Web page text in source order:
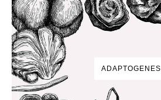
ADAPTOGENES